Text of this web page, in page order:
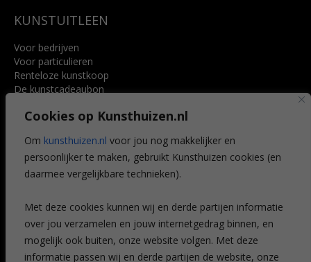
Cookies op Kunsthuizen.nl
Om kunsthuizen.nl voor jou nog makkelijker en
persoonlijker te maken, gebruikt Kunsthuizen cookies (en
daarmee vergelijkbare technieken).
Met deze cookies kunnen wij en derde partijen informatie
over jou verzamelen en jouw internetgedrag binnen, en
mogelijk ook buiten, onze website volgen. Met deze
informatie passen wij en derde partijen de website, onze
KUNSTUITLEEN
Voor bedrijven
Voor particulieren
Renteloze kunstkoop
De kunstcadeaubon
Voordelen
Veelgestelde vragen
CONTACT
Leiden
Amsterdam
Breda
Favorieten